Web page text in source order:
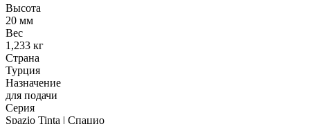
Высота
20 мм
Вес
1,233 кг
Страна
Турция
Назначение
для подачи
Серия
Spazio Tinta | Спацио